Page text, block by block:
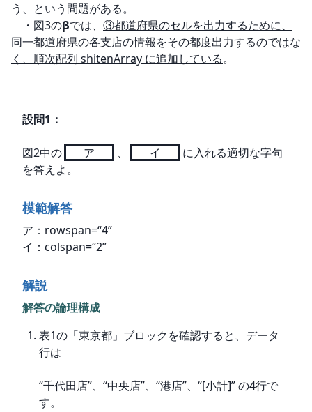
う、という問題がある。
・図3のβでは、 ③都道府県のセルを出力するために、
同一都道府県の各支店の情報をその都度出力するのではな
く、順次配列 shitenArray に追加している。
設問1 ：
図2中の ア 、 イ
に入れる適切な字句
を答えよ。
模範解答
ア：rowspan=“4”
イ：colspan=“2”
解説
解答の論理構成
表1の「東京都」ブロックを確認すると、データ
行は
“千代田店”、“中央店”、“港店”、“[小計]” の4行で
す。